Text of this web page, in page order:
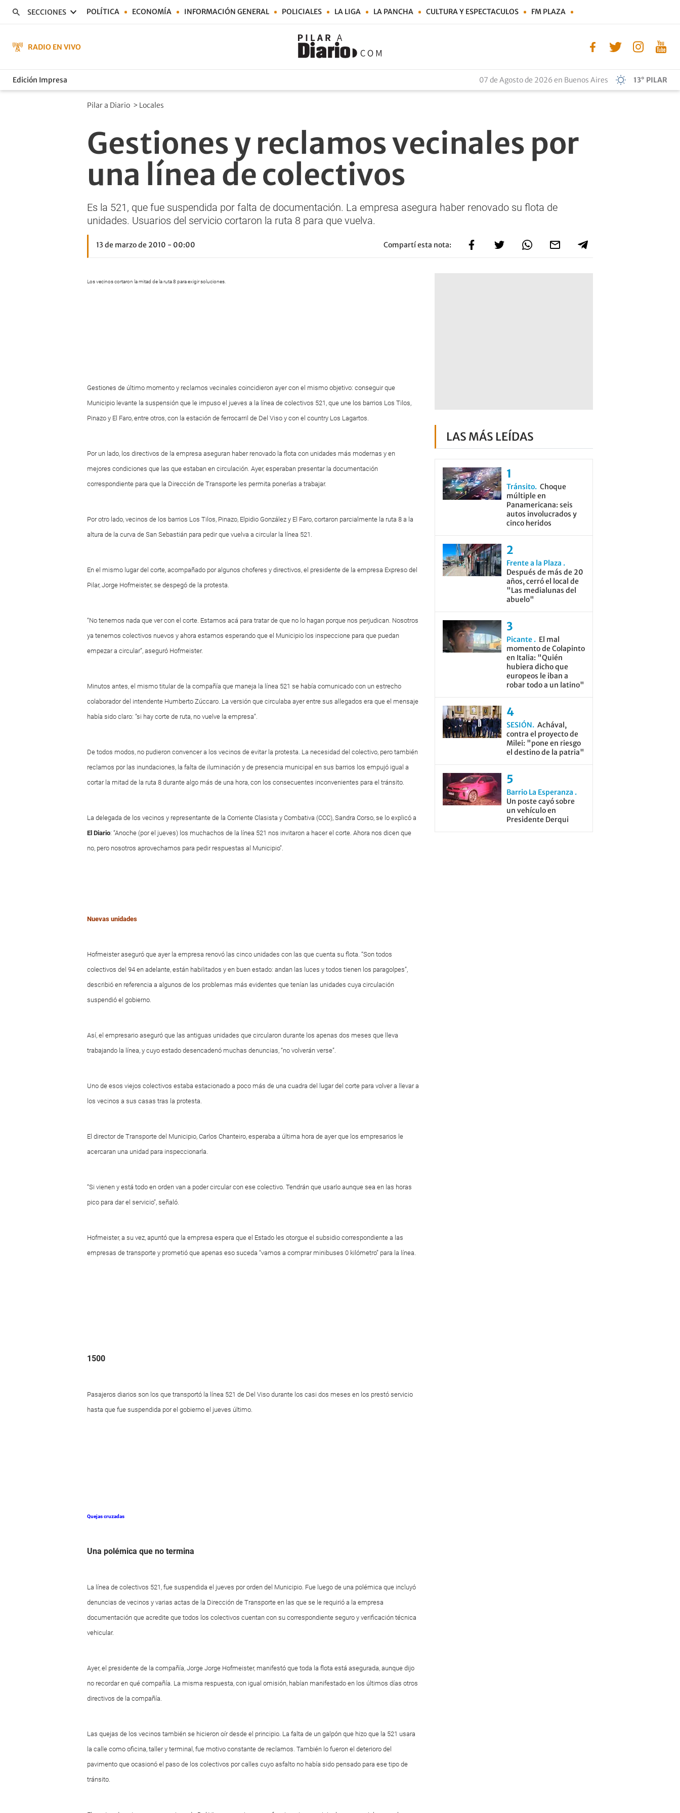
SECCIONES POLÍTICA ECONOMÍA INFORMACIÓN GENERAL POLICIALES LA LIGA LA PANCHA CULTURA Y ESPECTACULOS FM PLAZA
RADIO EN VIVO
Edición Impresa 07 de Agosto de 2026 en Buenos Aires 13° PILAR
Pilar a Diario > Locales
Gestiones y reclamos vecinales por
una línea de colectivos
Es la 521, que fue suspendida por falta de documentación. La empresa asegura haber renovado su flota de
unidades. Usuarios del servicio cortaron la ruta 8 para que vuelva.
13 de marzo de 2010 - 00:00 Compartí esta nota:
Los vecinos cortaron la mitad de la ruta 8 para exigir soluciones.
Gestiones de último momento y reclamos vecinales coincidieron ayer con el mismo objetivo: conseguir que
Municipio levante la suspensión que le impuso el jueves a la línea de colectivos 521, que une los barrios Los Tilos,
Pinazo y El Faro, entre otros, con la estación de ferrocarril de Del Viso y con el country Los Lagartos.
Por un lado, los directivos de la empresa aseguran haber renovado la flota con unidades más modernas y en
mejores condiciones que las que estaban en circulación. Ayer, esperaban presentar la documentación
correspondiente para que la Dirección de Transporte les permita ponerlas a trabajar.
Por otro lado, vecinos de los barrios Los Tilos, Pinazo, Elpidio González y El Faro, cortaron parcialmente la ruta 8 a la
altura de la curva de San Sebastián para pedir que vuelva a circular la línea 521.
En el mismo lugar del corte, acompañado por algunos choferes y directivos, el presidente de la empresa Expreso del
Pilar, Jorge Hofmeister, se despegó de la protesta.
“No tenemos nada que ver con el corte. Estamos acá para tratar de que no lo hagan porque nos perjudican. Nosotros
ya tenemos colectivos nuevos y ahora estamos esperando que el Municipio los inspeccione para que puedan
empezar a circular”, aseguró Hofmeister.
Minutos antes, el mismo titular de la compañía que maneja la línea 521 se había comunicado con un estrecho
colaborador del intendente Humberto Zúccaro. La versión que circulaba ayer entre sus allegados era que el mensaje
había sido claro: “si hay corte de ruta, no vuelve la empresa”.
De todos modos, no pudieron convencer a los vecinos de evitar la protesta. La necesidad del colectivo, pero también
reclamos por las inundaciones, la falta de iluminación y de presencia municipal en sus barrios los empujó igual a
cortar la mitad de la ruta 8 durante algo más de una hora, con los consecuentes inconvenientes para el tránsito.
La delegada de los vecinos y representante de la Corriente Clasista y Combativa (CCC), Sandra Corso, se lo explicó a
El Diario: “Anoche (por el jueves) los muchachos de la línea 521 nos invitaron a hacer el corte. Ahora nos dicen que
no, pero nosotros aprovechamos para pedir respuestas al Municipio”.
Nuevas unidades
Hofmeister aseguró que ayer la empresa renovó las cinco unidades con las que cuenta su flota. “Son todos
colectivos del 94 en adelante, están habilitados y en buen estado: andan las luces y todos tienen los paragolpes”,
describió en referencia a algunos de los problemas más evidentes que tenían las unidades cuya circulación
suspendió el gobierno.
Así, el empresario aseguró que las antiguas unidades que circularon durante los apenas dos meses que lleva
trabajando la línea, y cuyo estado desencadenó muchas denuncias, “no volverán verse”.
Uno de esos viejos colectivos estaba estacionado a poco más de una cuadra del lugar del corte para volver a llevar a
los vecinos a sus casas tras la protesta.
El director de Transporte del Municipio, Carlos Chanteiro, esperaba a última hora de ayer que los empresarios le
acercaran una unidad para inspeccionarla.
“Si vienen y está todo en orden van a poder circular con ese colectivo. Tendrán que usarlo aunque sea en las horas
pico para dar el servicio”, señaló.
Hofmeister, a su vez, apuntó que la empresa espera que el Estado les otorgue el subsidio correspondiente a las
empresas de transporte y prometió que apenas eso suceda “vamos a comprar minibuses 0 kilómetro” para la línea.
1500
Pasajeros diarios son los que transportó la línea 521 de Del Viso durante los casi dos meses en los prestó servicio
hasta que fue suspendida por el gobierno el jueves último.
Quejas cruzadas
Una polémica que no termina
La línea de colectivos 521, fue suspendida el jueves por orden del Municipio. Fue luego de una polémica que incluyó
denuncias de vecinos y varias actas de la Dirección de Transporte en las que se le requirió a la empresa
documentación que acredite que todos los colectivos cuentan con su correspondiente seguro y verificación técnica
vehicular.
Ayer, el presidente de la compañía, Jorge Jorge Hofmeister, manifestó que toda la flota está asegurada, aunque dijo
no recordar en qué compañía. La misma respuesta, con igual omisión, habían manifestado en los últimos días otros
directivos de la compañía.
Las quejas de los vecinos también se hicieron oír desde el principio. La falta de un galpón que hizo que la 521 usara
la calle como oficina, taller y terminal, fue motivo constante de reclamos. También lo fueron el deterioro del
pavimento que ocasionó el paso de los colectivos por calles cuyo asfalto no había sido pensado para ese tipo de
tránsito.
LAS MÁS LEÍDAS
Tránsito Choque
múltiple en
Panamericana: seis
autos involucrados y
cinco heridos
Frente a la Plaza
Después de más de 20
años, cerró el local de
"Las medialunas del
abuelo"
Picante
El mal
momento de Colapinto
en Italia: "Quién
hubiera dicho que
europeos le iban a
robar todo a un latino"
SESIÓN
Achával,
contra el proyecto de
Milei: "pone en riesgo
el destino de la patria"
Barrio La Esperanza
Un poste cayó sobre
un vehículo en
Presidente Derqui